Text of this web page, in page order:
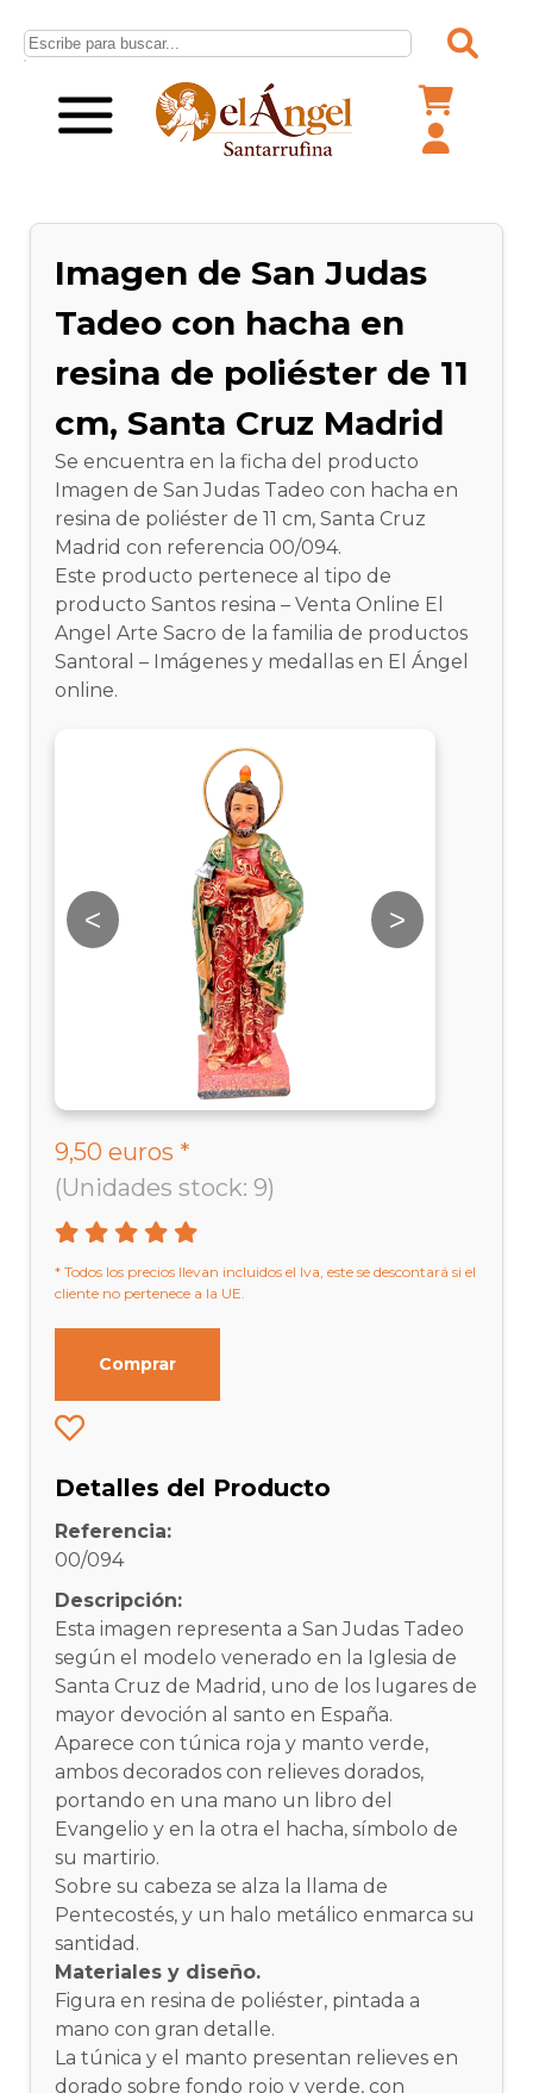
Imagen de San Judas
Tadeo con hacha en
resina de poliéster de 11
cm, Santa Cruz Madrid
Se encuentra en la ficha del producto
Imagen de San Judas Tadeo con hacha en
resina de poliéster de 11 cm, Santa Cruz
Madrid con referencia 00/094.
Este producto pertenece al tipo de
producto Santos resina – Venta Online El
Angel Arte Sacro de la familia de productos
Santoral – Imágenes y medallas en El Ángel
online.
< >
9,50 euros *
(Unidades stock: 9)
* Todos los precios llevan incluidos el Iva, este se descontará si el
cliente no pertenece a la UE.
Comprar
Detalles del Producto
Referencia:
00/094
Descripción:
Esta imagen representa a San Judas Tadeo
según el modelo venerado en la Iglesia de
Santa Cruz de Madrid, uno de los lugares de
mayor devoción al santo en España.
Aparece con túnica roja y manto verde,
ambos decorados con relieves dorados,
portando en una mano un libro del
Evangelio y en la otra el hacha, símbolo de
su martirio.
Sobre su cabeza se alza la llama de
Pentecostés, y un halo metálico enmarca su
santidad.
Materiales y diseño.
Figura en resina de poliéster, pintada a
mano con gran detalle.
La túnica y el manto presentan relieves en
dorado sobre fondo rojo y verde, con